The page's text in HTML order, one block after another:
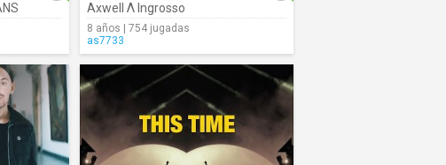
Axwell Λ Ingrosso
8 años | 754 jugadas
as7733